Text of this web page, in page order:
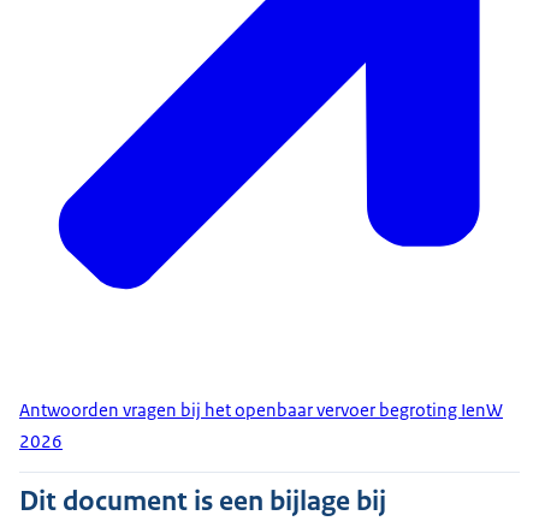
Antwoorden vragen bij het openbaar vervoer begroting IenW
2026
Dit document is een bijlage bij